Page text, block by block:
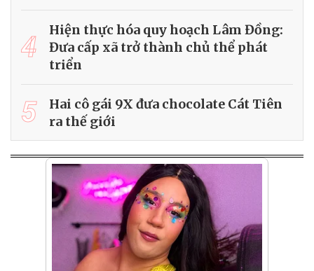
4
Hiện thực hóa quy hoạch Lâm Đồng:
Đưa cấp xã trở thành chủ thể phát
triển
5
Hai cô gái 9X đưa chocolate Cát Tiên
ra thế giới